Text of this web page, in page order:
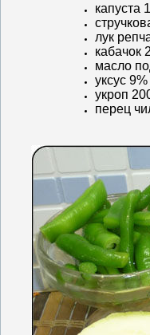
капуста
лук
кабачок
масло
уксус
укроп
перец